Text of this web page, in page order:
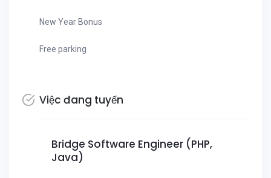
New Year Bonus
Free parking
Việc đang tuyển
Bridge Software Engineer (PHP,
Java)